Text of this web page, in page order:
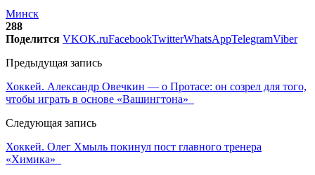
Минск
288
Поделится VKOK.ruFacebookTwitterWhatsAppTelegramViber
Предыдущая запись
Хоккей. Александр Овечкин — о Протасе: он созрел для того,
чтобы играть в основе «Вашингтона»
Следующая запись
Хоккей. Олег Хмыль покинул пост главного тренера
«Химика»